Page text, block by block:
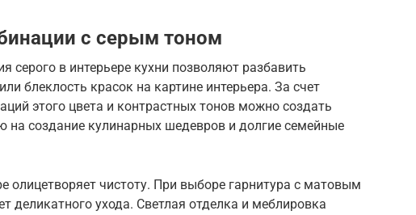
с серым тоном
серого в интерьере кухни позволяют разбавить
блеклость красок на картине интерьера. За счет
этого цвета и контрастных тонов можно создать
на создание кулинарных шедевров и долгие семейные
олицетворяет чистоту. При выборе гарнитура с матовым
деликатного ухода. Светлая отделка и меблировка